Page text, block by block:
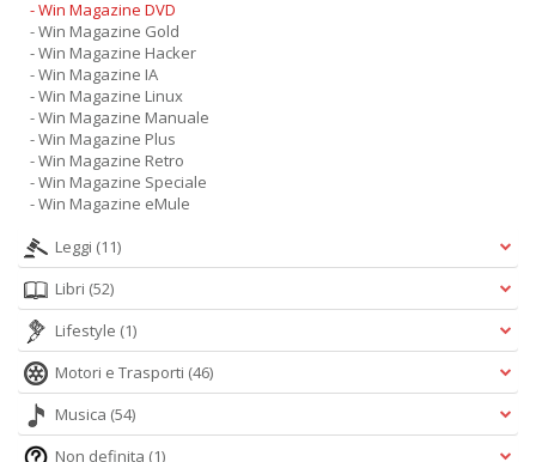
- Win Magazine DVD
- Win Magazine Gold
- Win Magazine Hacker
- Win Magazine IA
- Win Magazine Linux
- Win Magazine Manuale
- Win Magazine Plus
- Win Magazine Retro
- Win Magazine Speciale
- Win Magazine eMule
Leggi (11)
Libri (52)
Lifestyle (1)
Motori e Trasporti (46)
Musica (54)
Non definita (1)